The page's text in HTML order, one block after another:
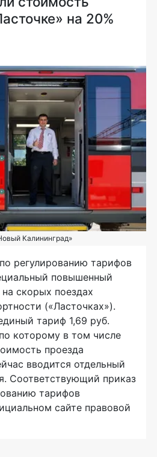
на 20%
Калининград»
регулированию тарифов
повышенный
скорых поездах
(«Ласточках»).
тариф 1,69 руб.
которому в том числе
проезда
вводится отдельный
Соответствующий приказ
тарифов
сайте правовой